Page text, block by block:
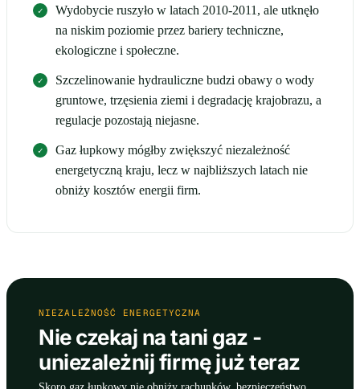
Wydobycie ruszyło w latach 2010-2011, ale utknęło
na niskim poziomie przez bariery techniczne,
ekologiczne i społeczne.
Szczelinowanie hydrauliczne budzi obawy o wody
gruntowe, trzęsienia ziemi i degradację krajobrazu, a
regulacje pozostają niejasne.
Gaz łupkowy mógłby zwiększyć niezależność
energetyczną kraju, lecz w najbliższych latach nie
obniży kosztów energii firm.
NIEZALEŻNOŚĆ ENERGETYCZNA
Nie czekaj na tani gaz -
uniezależnij firmę już teraz